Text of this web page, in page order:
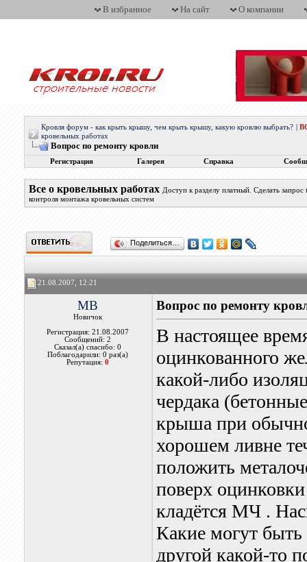
В избранное На сайт О компании
Кровля форум - как крыть крышу, чем крыть крышу, какую кровлю выбрать?
кровельных работах
Вопрос по ремонту кровли
Регистрация Галерея Справка
Все о кровельных работах Доступ к разделу платный. Сделать
контроля монтажа кровельных систем
Поделиться…
21.08.2007, 12:21
MB
Новичок
Регистрация: 21.08.2007
Сообщений: 2
Сказал(а) спасибо: 0
Поблагодарили: 0 раз(а)
Репутация:0
Вопрос по ремонту
В настоящее
оцинкованного
какой-либо
чердака
крыша при
хорошем ливне
положить
поверх
кладётся МЧ .
Какие могут
другой какой-то